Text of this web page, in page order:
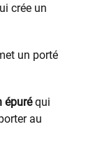
crée un
un porté
épuréqui
au